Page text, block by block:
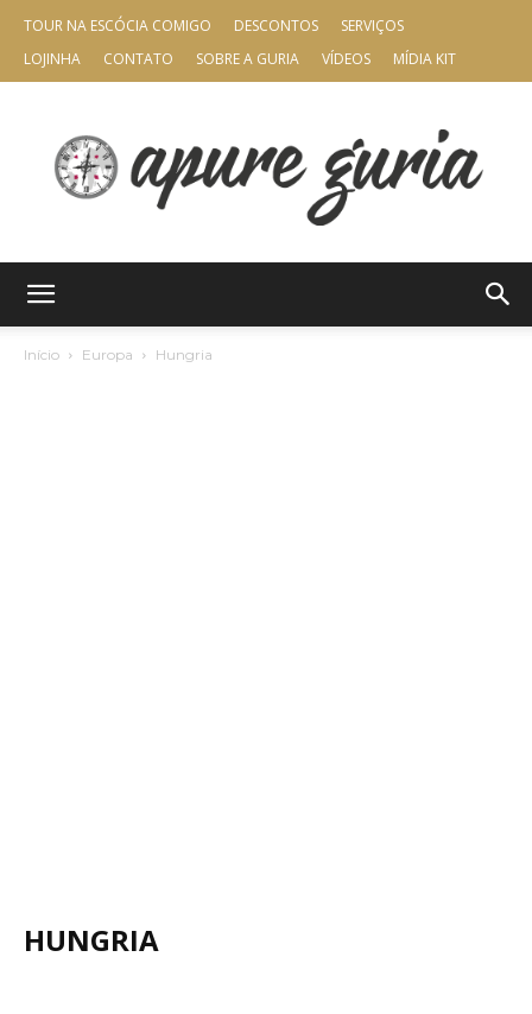
TOUR NA ESCÓCIA COMIGO DESCONTOS
SERVIÇOS
LOJINHA
CONTATO SOBRE A GURIA VÍDEOS MÍDIA KIT
Início Europa Hungria
HUNGRIA